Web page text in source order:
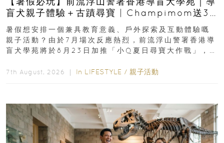
盲犬親子體驗＋古蹟尋寶 | Champimom送3
組免費名額
暑假想安排一個兼具教育意義、戶外探索及互動體驗嘅
親子活動？由於7月場次反應熱烈，前流浮山警署香港導
盲犬學苑將於8月23日加推「小Q夏日尋寶大作戰」，家
7th August, 2026 ｜ In LIFESTYLE / 親子活動